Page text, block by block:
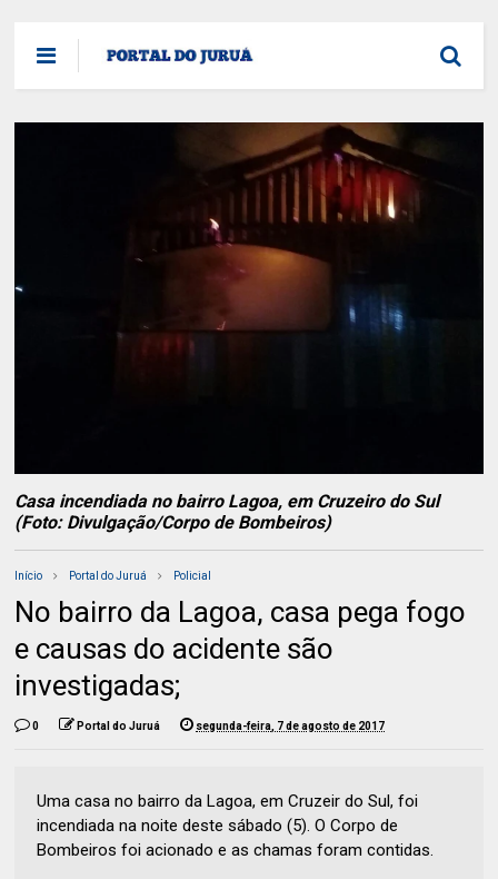
Casa incendiada no bairro Lagoa, em Cruzeiro do Sul
(Foto: Divulgação/Corpo de Bombeiros)
Início Portal do Juruá Policial
No bairro da Lagoa, casa pega fogo
e causas do acidente são
investigadas;
0 Portal do Juruá segunda-feira, 7 de agosto de 2017
Uma casa no bairro da Lagoa, em Cruzeir do Sul, foi
incendiada na noite deste sábado (5). O Corpo de
Bombeiros foi acionado e as chamas foram contidas.